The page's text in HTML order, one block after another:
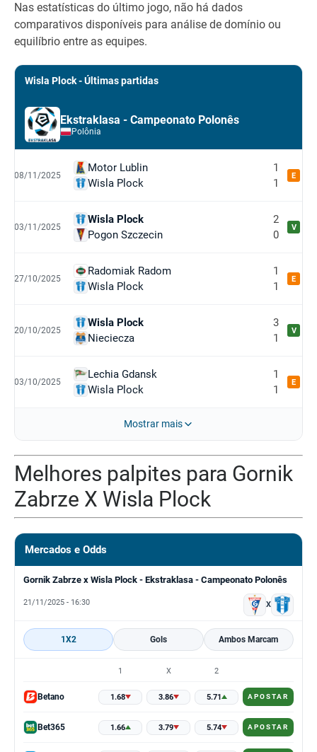
Nas estatísticas do último jogo, não há dados
comparativos disponíveis para análise de domínio ou
equilíbrio entre as equipes.
Wisla Plock - Últimas partidas
Ekstraklasa - Campeonato Polonês
Polônia
08/11/2025
Motor Lublin
Wisla Plock
1
1
E
03/11/2025
Wisla Plock
Pogon Szczecin
2
0
V
27/10/2025
Radomiak Radom
Wisla Plock
1
1
E
20/10/2025
Wisla Plock
Nieciecza
3
1
V
03/10/2025
Lechia Gdansk
Wisla Plock
1
1
E
Mostrar mais
Melhores palpites para Gornik
Zabrze X Wisla Plock
Mercados e Odds
Gornik Zabrze x Wisla Plock - Ekstraklasa - Campeonato Polonês
21/11/2025 - 16:30 X
1X2 Gols Ambos Marcam
1 X 2
Betano 1.68 3.86 5.71 APOSTAR
Bet365 1.66 3.79 5.74 APOSTAR